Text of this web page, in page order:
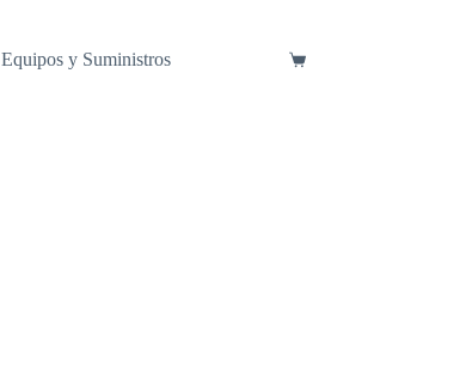
Equipos y Suministros
Carro